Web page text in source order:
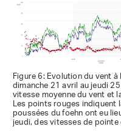
Figure 6: Evolution du vent
dimanche 21 avril au jeudi
vitesse moyenne du vent et
Les points rouges
poussées du foehn ont eu
jeudi, des vitesses de